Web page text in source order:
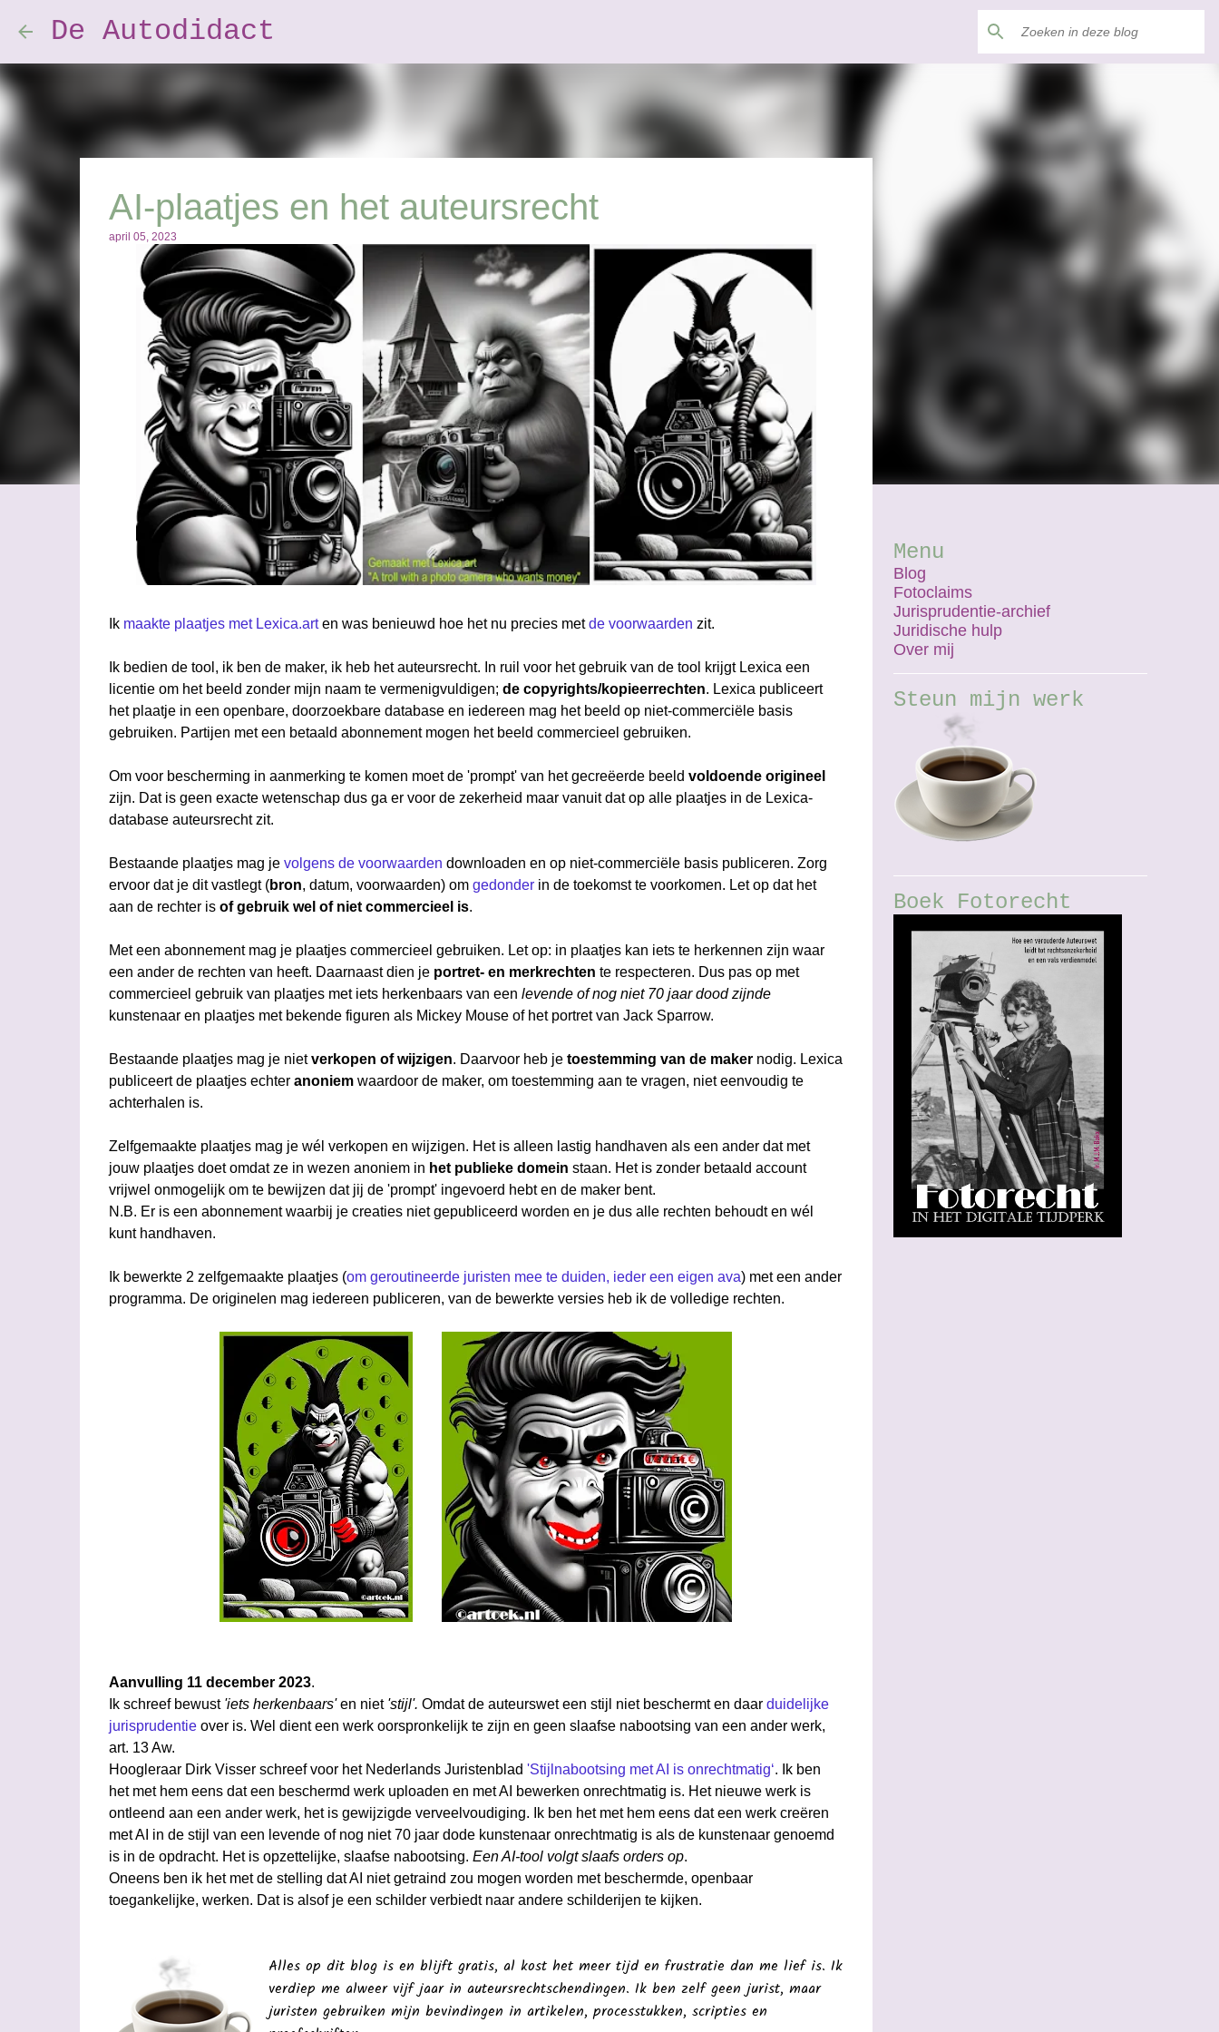
De Autodidact
AI-plaatjes en het auteursrecht
april 05, 2023
Ik maakte plaatjes met Lexica.arten was benieuwd hoe het nu precies metde voorwaarden zit.
Ik bedien de tool, ik ben de maker, ik heb het auteursrecht. In ruil voor het gebruik van de tool krijgt Lexica een
licentie om het beeld zonder mijn naam te vermenigvuldigen; de copyrights/kopieerrechten. Lexica publiceert
het plaatje in een openbare, doorzoekbare database en iedereen mag het beeld op niet-commerciële basis
gebruiken. Partijen met een betaald abonnement mogen het beeld commercieel gebruiken.
Om voor bescherming in aanmerking te komen moet de 'prompt' van het gecreëerde beeld voldoende origineel
zijn. Dat is geen exacte wetenschap dus ga er voor de zekerheid maar vanuit dat op alle plaatjes in de Lexica-
database auteursrecht zit.
Bestaande plaatjes mag je volgens de voorwaarden downloaden en op niet-commerciële basis publiceren. Zorg
ervoor dat je dit vastlegt (bron, datum, voorwaarden) om gedonderin de toekomst te voorkomen. Let op dat het
aan de rechter is of gebruik wel of niet commercieel is.
Met een abonnement mag je plaatjes commercieel gebruiken. Let op: in plaatjes kan iets te herkennen zijn waar
een ander de rechten van heeft. Daarnaast dien je portret- en merkrechten te respecteren. Dus pas op met
commercieel gebruik van plaatjes met iets herkenbaars van een levende of nog niet 70 jaar dood zijnde
kunstenaar en plaatjes met bekende figuren als Mickey Mouse of het portret van Jack Sparrow.
Bestaande plaatjes mag je nietverkopen of wijzigen. Daarvoor heb je toestemming van de makernodig. Lexica
publiceert de plaatjes echter anoniemwaardoor de maker, om toestemming aan te vragen, niet eenvoudig te
achterhalen is.
Zelfgemaakte plaatjes mag je wél verkopen en wijzigen. Het is alleen lastig handhaven als een ander dat met
jouw plaatjes doet omdat ze in wezen anoniem in het publieke domein staan. Het is zonder betaald account
vrijwel onmogelijk om te bewijzen dat jij de 'prompt' ingevoerd hebt en de maker bent.
N.B. Er is een abonnement waarbij je creaties niet gepubliceerd worden en je dus alle rechten behoudt en wél
kunt handhaven.
Ik bewerkte 2 zelfgemaakte plaatjes (om geroutineerde juristen mee te duiden, ieder een eigen ava) met een ander
programma. De originelen mag iedereen publiceren, van de bewerkte versies heb ik de volledige rechten.
Aanvulling 11 december 2023.
Ik schreef bewust 'iets herkenbaars'en niet'stijl'. Omdat de auteurswet een stijl niet beschermt en daar duidelijke
jurisprudentieover is. Wel dient een werk oorspronkelijk te zijn en geen slaafse nabootsing van een ander werk,
art. 13 Aw.
Hoogleraar Dirk Visser schreef voor het Nederlands Juristenblad 'Stijlnabootsing met AI is onrechtmatig‘. Ik ben
het met hem eens dat een beschermd werk uploaden en met AI bewerken onrechtmatig is. Het nieuwe werk is
ontleend aan een ander werk, het is gewijzigde verveelvoudiging. Ik ben het met hem eens dat een werk creëren
met AI in de stijl van een levende of nog niet 70 jaar dode kunstenaar onrechtmatig is als de kunstenaar genoemd
is in de opdracht. Het is opzettelijke, slaafse nabootsing. Een AI-tool volgt slaafs orders op.
Oneens ben ik het met de stelling dat AI niet getraind zou mogen worden met beschermde, openbaar
toegankelijke, werken. Dat is alsof je een schilder verbiedt naar andere schilderijen te kijken.
Alles op dit blog is en blijft gratis, al kost het meer tijd en frustratie dan me lief is. Ik
verdiep me alweer vijf jaar in auteursrechtschendingen. Ik ben zelf geen jurist, maar
juristen gebruiken mijn bevindingen in artikelen, processtukken, scripties en
Menu
Blog
Fotoclaims
Jurisprudentie-archief
Juridische hulp
Over mij
Steun mijn werk
Boek Fotorecht